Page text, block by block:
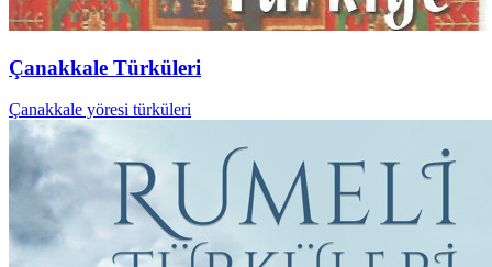
Çanakkale Türküleri
Çanakkale yöresi türküleri